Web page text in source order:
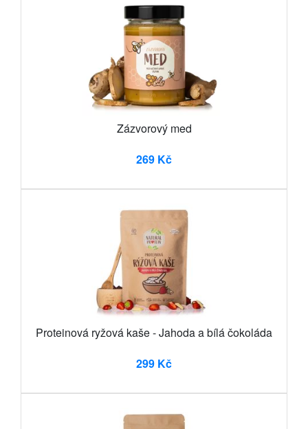
Zázvorový med
269 Kč
Proteinová ryžová kaše - Jahoda a bílá čokoláda
299 Kč